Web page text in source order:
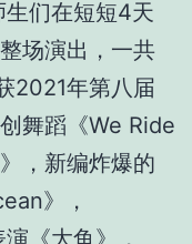
们在短短4天
场演出，一共
2021年第八届
舞蹈《We Ride
，新编炸爆的
》，
《大鱼》，